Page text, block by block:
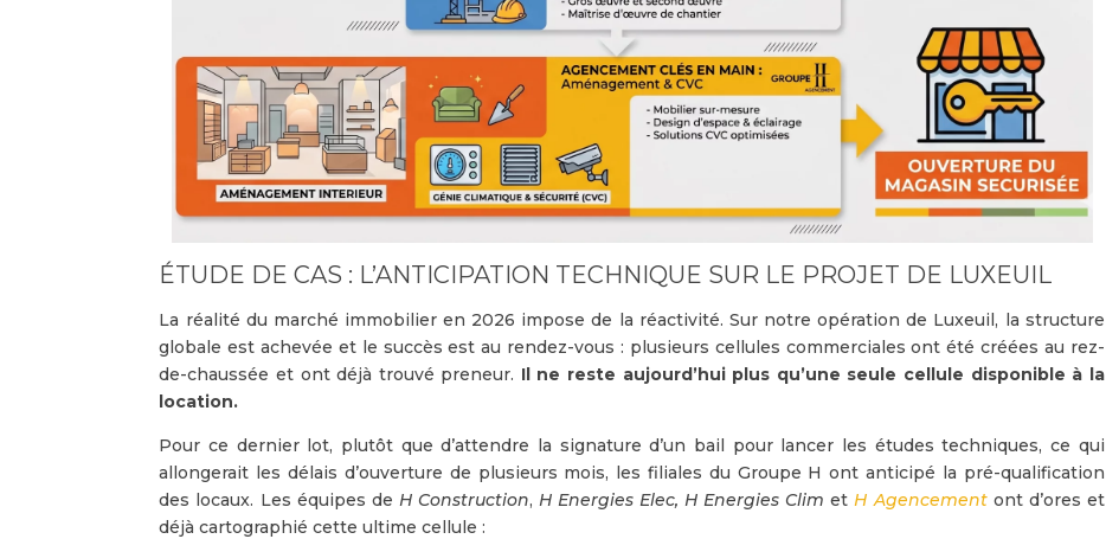
ÉTUDE DE CAS : L’ANTICIPATION TECHNIQUE SUR LE PROJET DE LUXEUIL
La réalité du marché immobilier en 2026 impose de la réactivité. Sur notre opération de Luxeuil, la structure
globale est achevée et le succès est au rendez-vous : plusieurs cellules commerciales ont été créées au rez-
de-chaussée et ont déjà trouvé preneur. Il ne reste aujourd’hui plus qu’une seule cellule disponible à la
location.
Pour ce dernier lot, plutôt que d’attendre la signature d’un bail pour lancer les études techniques, ce qui
allongerait les délais d’ouverture de plusieurs mois, les filiales du Groupe H ont anticipé la pré-qualification
des locaux. Les équipes de H Construction, H Energies Elec, H Energies Clim etH Agencementont d’ores et
déjà cartographié cette ultime cellule :